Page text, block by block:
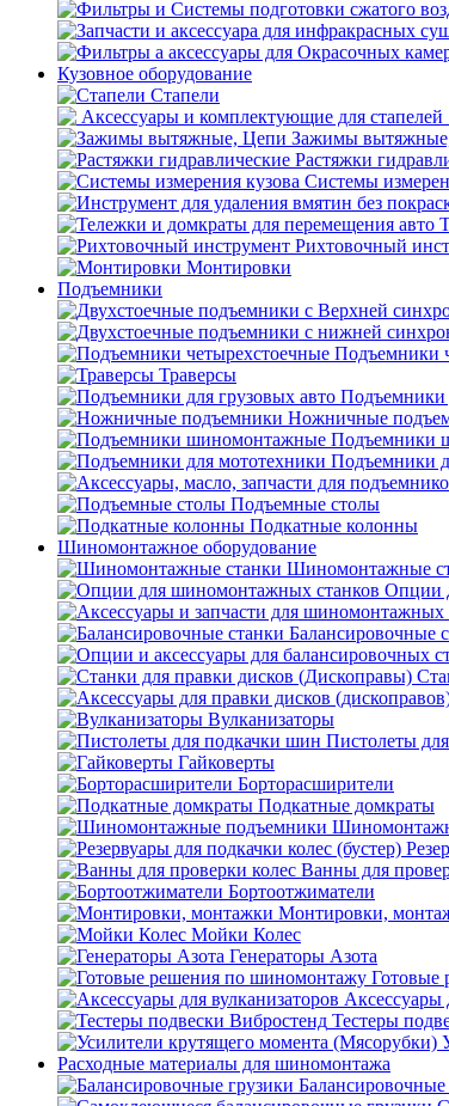
Кузовное оборудование
Стапели
Зажимы
Растяжки
Системы
Рихтовочный
Монтировки
Подъемники
Подъемники
Траверсы
Подъемники
Ножничные
Подъемники
Подъемники
Подъемные столы
Подкатные колонны
Шиномонтажное оборудование
Шиномонтажные
Опции
Балансировочные
Вулканизаторы
Пистолеты
Гайковерты
Борторасширители
Подкатные домкраты
Ванны для
Бортоотжиматели
Монтировки,
Мойки Колес
Генераторы Азота
Готовые
Аксессуары
Тестеры
Расходные материалы для шиномонтажа
Балансировочные